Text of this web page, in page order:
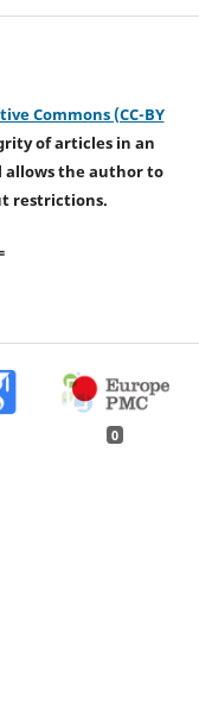
Commons (CC-BY
of articles in an
allows the author to
restrictions.
0